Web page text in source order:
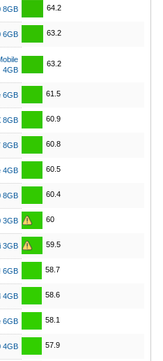
8GB 64.2
6GB 63.2
4GB
63.2
6GB 61.5
8GB 60.9
8GB 60.8
4GB 60.5
8GB 60.4
3GB 60
3GB 59.5
6GB 58.7
4GB 58.6
6GB 58.1
4GB 57.9